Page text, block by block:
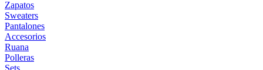
Zapatos
Sweaters
Pantalones
Accesorios
Ruana
Polleras
Sets